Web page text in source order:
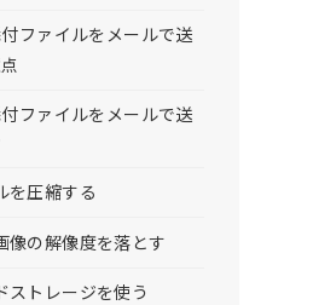
ファイルをメールで送
ファイルをメールで送
を圧縮する
像の解像度を落とす
ストレージを使う